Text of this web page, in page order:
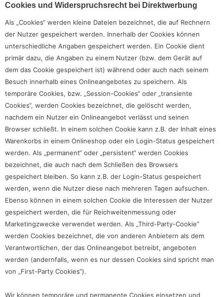
Cookies und Widerspruchsrecht bei Direktwerbung
Als „Cookies“ werden kleine Dateien bezeichnet, die auf Rechnern
der Nutzer gespeichert werden. Innerhalb der Cookies können
unterschiedliche Angaben gespeichert werden. Ein Cookie dient
primär dazu, die Angaben zu einem Nutzer (bzw. dem Gerät auf
dem das Cookie gespeichert ist) während oder auch nach seinem
Besuch innerhalb eines Onlineangebotes zu speichern. Als
temporäre Cookies, bzw. „Session-Cookies“ oder „transiente
Cookies“, werden Cookies bezeichnet, die gelöscht werden,
nachdem ein Nutzer ein Onlineangebot verlässt und seinen
Browser schließt. In einem solchen Cookie kann z.B. der Inhalt eines
Warenkorbs in einem Onlineshop oder ein Login-Status gespeichert
werden. Als „permanent“ oder „persistent“ werden Cookies
bezeichnet, die auch nach dem Schließen des Browsers
gespeichert bleiben. So kann z.B. der Login-Status gespeichert
werden, wenn die Nutzer diese nach mehreren Tagen aufsuchen.
Ebenso können in einem solchen Cookie die Interessen der Nutzer
gespeichert werden, die für Reichweitenmessung oder
Marketingzwecke verwendet werden. Als „Third-Party-Cookie“
werden Cookies bezeichnet, die von anderen Anbietern als dem
Verantwortlichen, der das Onlineangebot betreibt, angeboten
werden (andernfalls, wenn es nur dessen Cookies sind spricht man
von „First-Party Cookies“).
Wir können temporäre und permanente Cookies einsetzen und